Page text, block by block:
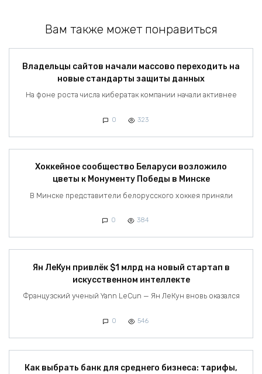
Вам также может понравиться
Владельцы сайтов начали массово переходить на
новые стандарты защиты данных
На фоне роста числа кибератак компании начали активнее
0 323
Хоккейное сообщество Беларуси возложило
цветы к Монументу Победы в Минске
В Минске представители белорусского хоккея приняли
0 384
Ян ЛеКун привлёк $1 млрд на новый стартап в
искусственном интеллекте
Французский ученый Yann LeCun — Ян ЛеКун вновь оказался
0 546
Как выбрать банк для среднего бизнеса: тарифы,